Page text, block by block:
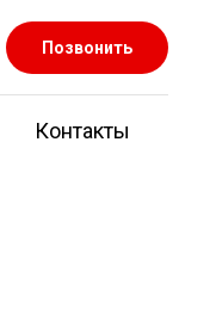
Позвонить
Контакты